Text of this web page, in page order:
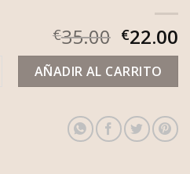
€35.00 €22.00
cantidad
AÑADIR AL CARRITO